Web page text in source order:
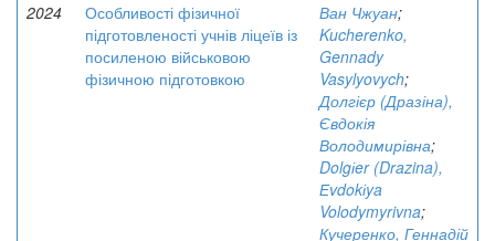
2024
Особливості фізичної
підготовленості учнів ліцеїв із
посиленою військовою
фізичною підготовкою
Ван Чжуан;
Kucherenko,
Gennady
Vasylyovych;
Долгієр (Дразіна),
Євдокія
Володимирівна;
Dolgіer (Drazina),
Еvdokіya
Volodymyrivna;
Кучеренко, Геннадій